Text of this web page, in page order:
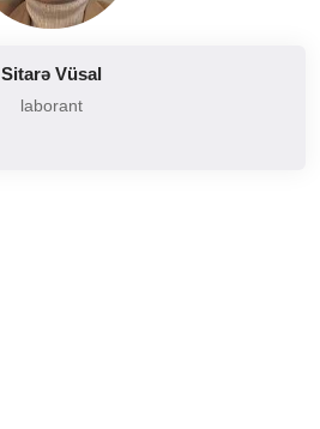
Sitarə Vüsal
laborant